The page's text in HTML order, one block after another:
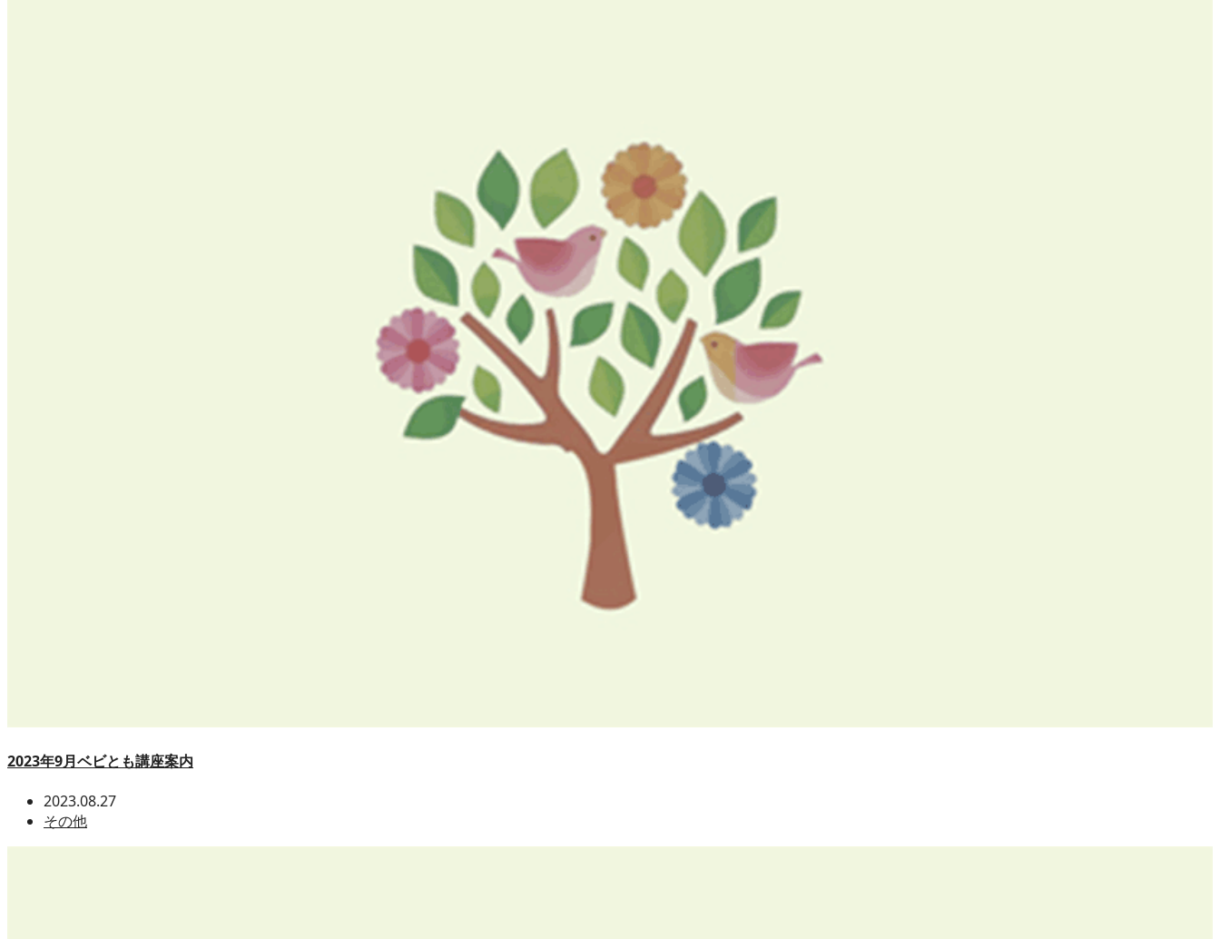
2023年9月ベビとも講座案内
2023.08.27
その他